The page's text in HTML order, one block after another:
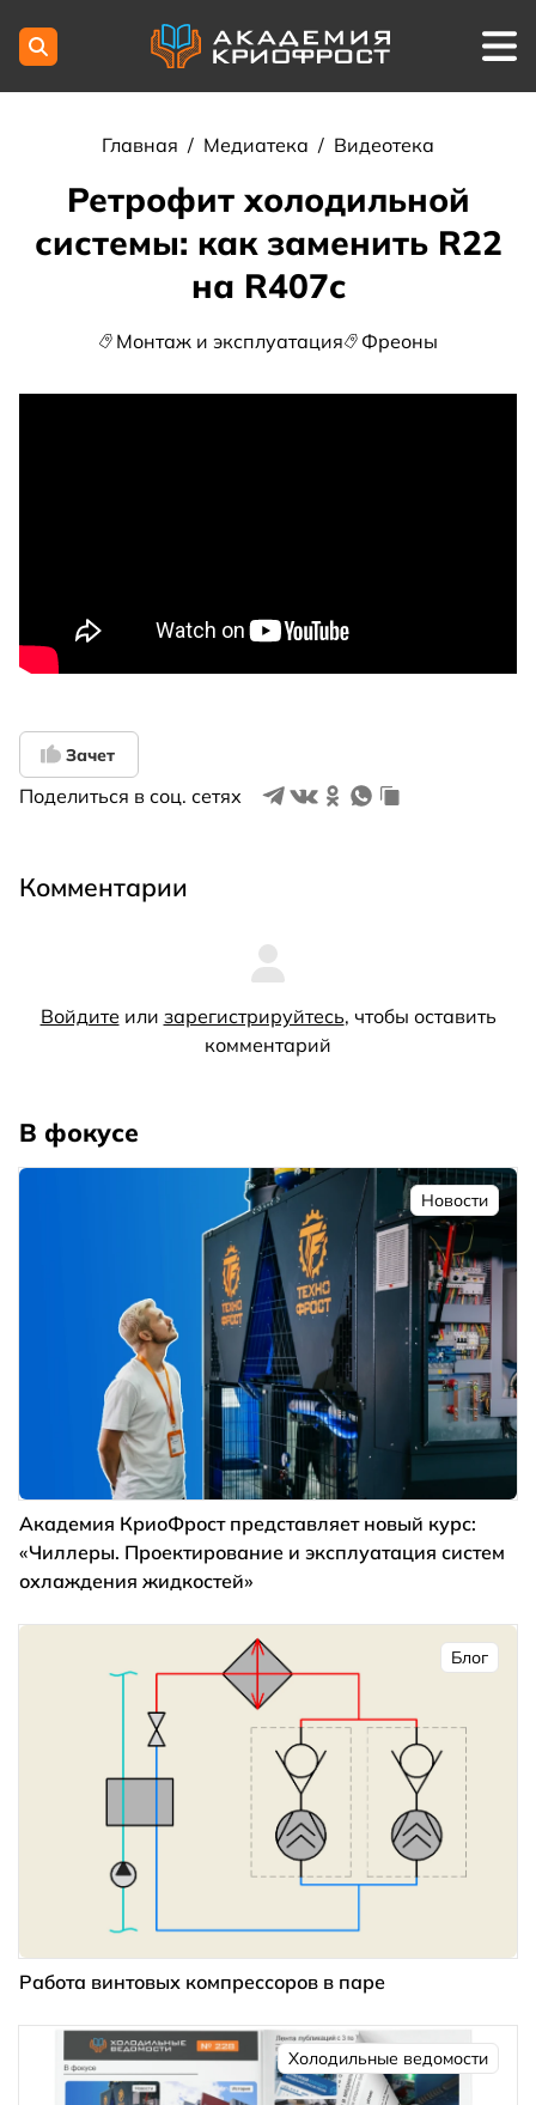
Главная / Медиатека / Видеотека
Ретрофит холодильной
системы: как заменить R22
на R407c
Монтаж и эксплуатация Фреоны
Зачет
Поделиться в соц. сетях
Комментарии
Войдите или зарегистрируйтесь, чтобы оставить
комментарий
В фокусе
Новости
Академия КриоФрост представляет новый курс:
«Чиллеры. Проектирование и эксплуатация систем
охлаждения жидкостей»
Блог
Работа винтовых компрессоров в паре
Холодильные ведомости